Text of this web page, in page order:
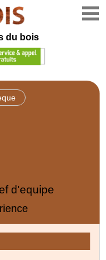
du bois
d'equipe